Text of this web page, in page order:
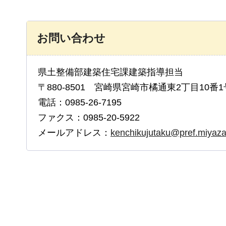
お問い合わせ
県土整備部建築住宅課建築指導担当
〒880-8501 宮崎県宮崎市橘通東2丁目10番1
電話：0985-26-7195
ファクス：0985-20-5922
メールアドレス：